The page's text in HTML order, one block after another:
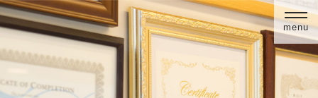
menu